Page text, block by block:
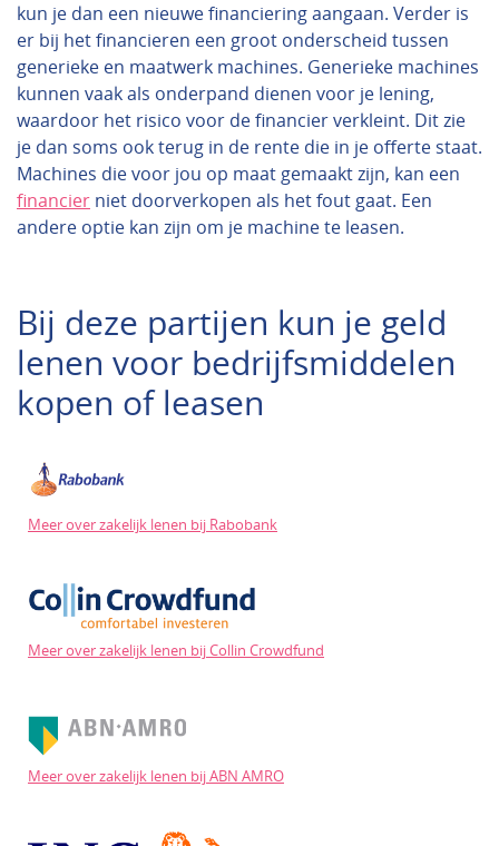
kun je dan een nieuwe financiering aangaan. Verder is
er bij het financieren een groot onderscheid tussen
generieke en maatwerk machines. Generieke machines
kunnen vaak als onderpand dienen voor je lening,
waardoor het risico voor de financier verkleint. Dit zie
je dan soms ook terug in de rente die in je offerte staat.
Machines die voor jou op maat gemaakt zijn, kan een
financier niet doorverkopen als het fout gaat. Een
andere optie kan zijn om je machine te leasen.
Bij deze partijen kun je geld
lenen voor bedrijfsmiddelen
kopen of leasen
Meer over zakelijk lenen bij Rabobank
Meer over zakelijk lenen bij Collin Crowdfund
Meer over zakelijk lenen bij ABN AMRO